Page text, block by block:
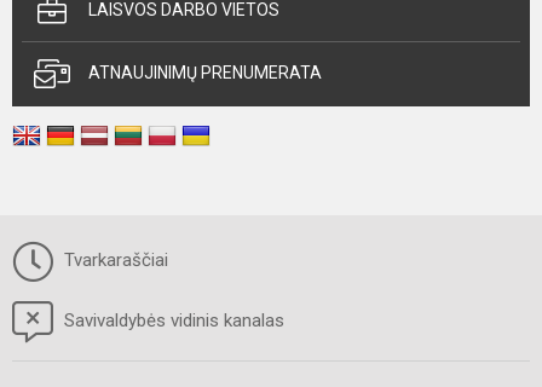
LAISVOS DARBO VIETOS
ATNAUJINIMŲ PRENUMERATA
Tvarkaraščiai
Savivaldybės vidinis kanalas